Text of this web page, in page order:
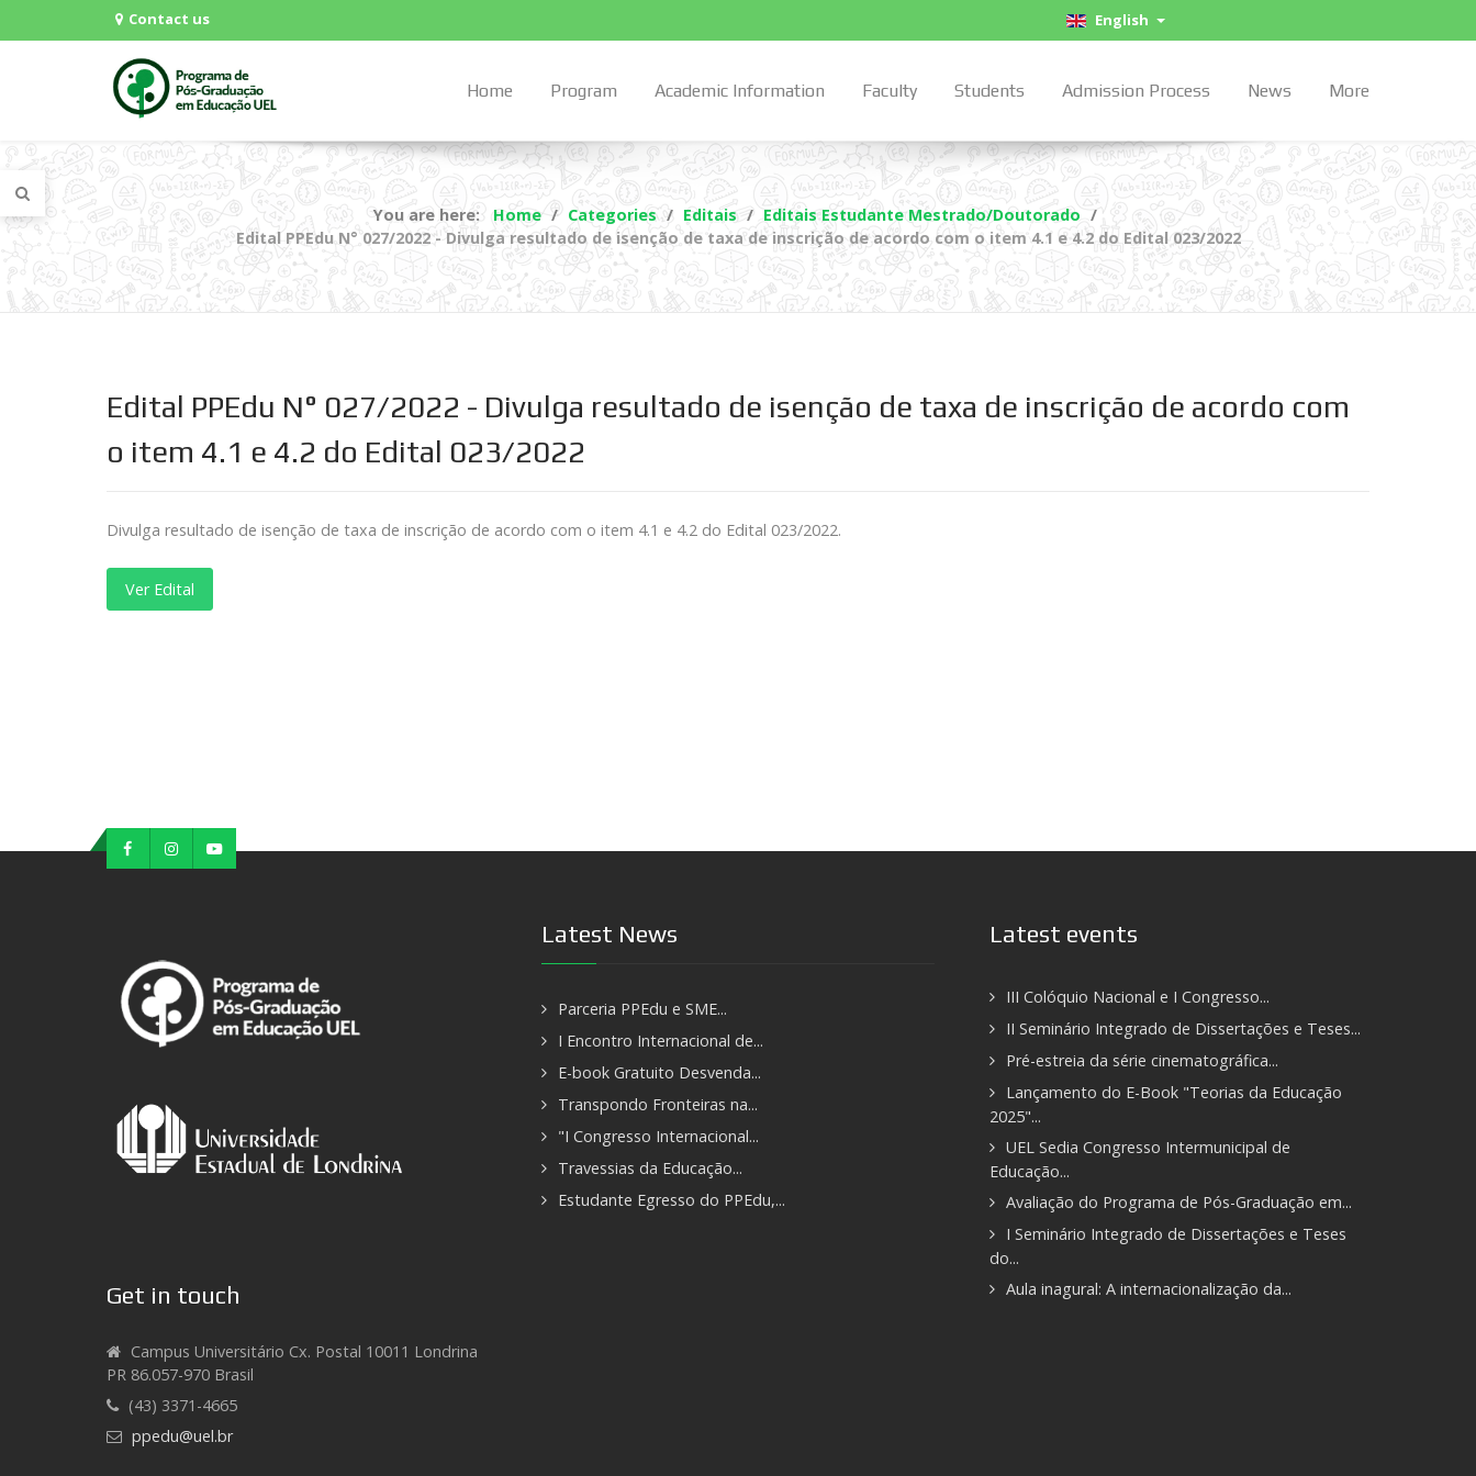
Contact us English
Home Program Academic Information Faculty Students Admission Process News More
You are here: Home Categories Editais
Editais Estudante Mestrado/Doutorado
Edital PPEdu N° 027/2022 - Divulga resultado de isenção de taxa de inscrição de acordo com o item 4.1 e 4.2 do Edital 023/2022
Edital PPEdu N° 027/2022 - Divulga resultado de isenção de taxa de inscrição de acordo com
o item 4.1 e 4.2 do Edital 023/2022
Divulga resultado de isenção de taxa de inscrição de acordo com o item 4.1 e 4.2 do Edital 023/2022.
Ver Edital
Get in touch
Campus Universitário Cx. Postal 10011 Londrina
PR 86.057-970 Brasil
(43) 3371-4665
ppedu@uel.br
Latest News
Parceria PPEdu e SME...
I Encontro Internacional de...
E-book Gratuito Desvenda...
Transpondo Fronteiras na...
"I Congresso Internacional...
Travessias da Educação...
Estudante Egresso do PPEdu,...
Latest events
III Colóquio Nacional e I Congresso...
II Seminário Integrado de Dissertações e Teses...
Pré-estreia da série cinematográfica...
Lançamento do E-Book "Teorias da Educação
2025"...
UEL Sedia Congresso Intermunicipal de
Educação...
Avaliação do Programa de Pós-Graduação em...
I Seminário Integrado de Dissertações e Teses
do...
Aula inagural: A internacionalização da...